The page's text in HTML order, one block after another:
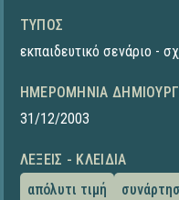
ΤΎΠΟΣ
εκπαιδευτικό σενάριο -
ΗΜΕΡΟΜΗΝΊΑ
31/12/2003
ΛΈΞΕΙΣ - ΚΛΕΙΔΙΆ
απόλυτι τιμή